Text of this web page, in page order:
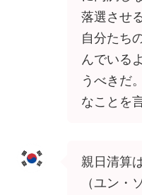
落選させ
自分たち
んでいる
うべきだ
なことを
親日清算
（ユン・